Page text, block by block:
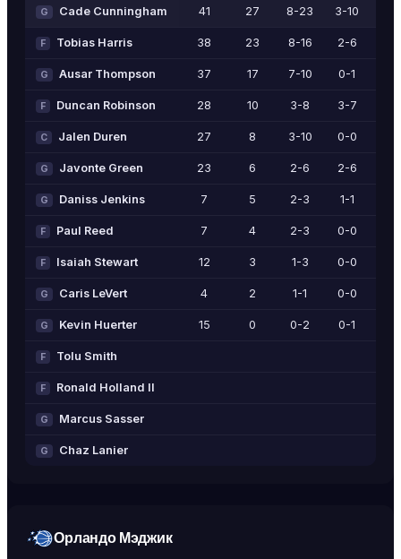
G Cade Cunningham 41 27 8-23 3-10
F Tobias Harris 38 23 8-16 2-6
G Ausar Thompson 37 17 7-10 0-1
F Duncan Robinson 28 10 3-8 3-7
C Jalen Duren 27 8 3-10 0-0
G Javonte Green 23 6 2-6 2-6
G Daniss Jenkins 7 5 2-3 1-1
F Paul Reed 7 4 2-3 0-0
F Isaiah Stewart 12 3 1-3 0-0
G Caris LeVert 4 2 1-1 0-0
G Kevin Huerter 15 0 0-2 0-1
F Tolu Smith
F Ronald Holland II
G Marcus Sasser
G Chaz Lanier
Орландо Мэджик